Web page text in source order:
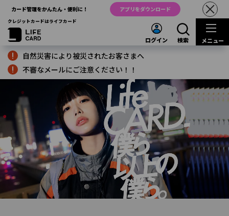
カード管理をかんたん・便利に！ アプリをダウンロード
クレジットカードはライフカード
ログイン 検索 メニュー
自然災害により被災されたお客さまへ
不審なメールにご注意ください！！